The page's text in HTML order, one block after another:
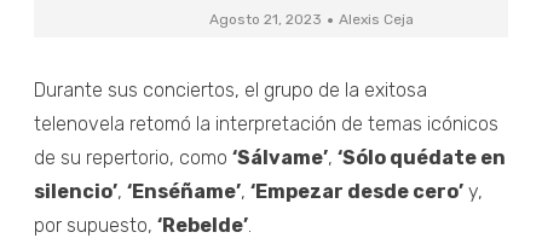
Agosto 21, 2023 · Alexis Ceja
Durante sus conciertos, el grupo de la exitosa
telenovela retomó la interpretación de temas icónicos
de su repertorio, como ‘Sálvame’, ‘Sólo quédate en
silencio’, ‘Enséñame’, ‘Empezar desde cero’ y,
por supuesto, ‘Rebelde’